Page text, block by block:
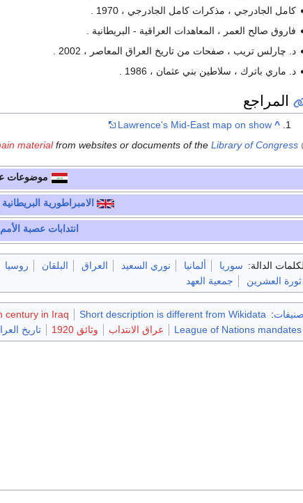
كامل الجادرجي ، مذكرات كامل الجادرجي ، 1970 .
فاروق صالح العمر ، المعاهدات العراقية - البريطانية .
د. چارلس تريب ، صفحات من تاريخ العراق المعاصر ، 2002 .
د. ماري باترك ، سلاطين بني عثمان ، 1986 .
المراجع
^
Lawrence's Mid-East map on show
materialfrom websites or documents of the Library of Congress
موضوعات
الامبراطورية البريطانية
انتدابات عصبة الأمم
الدالة: سوريا ألمانيا نوري السعيد العراق البلقان روسيا
ثورة العشرين
جمعية العهد
:
Short description is different from Wikidata
century in Iraq
League of Nations mandates
عراق الانتداب وثائق 1920 تاريخ